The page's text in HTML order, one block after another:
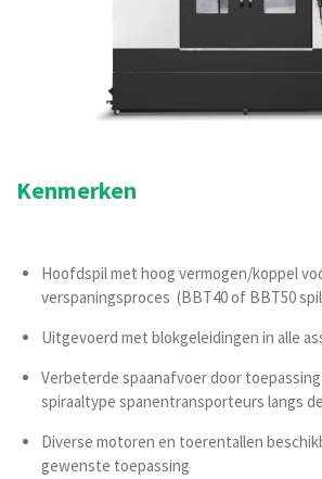
Kenmerken
Hoofdspil met hoog vermogen/koppel
verspaningsproces (BBT40 of BBT50
Uitgevoerd met blokgeleidingen in alle
Verbeterde spaanafvoer door
spiraaltype spanentransporteurs langs
Diverse motoren en toerentallen
gewenste toepassing